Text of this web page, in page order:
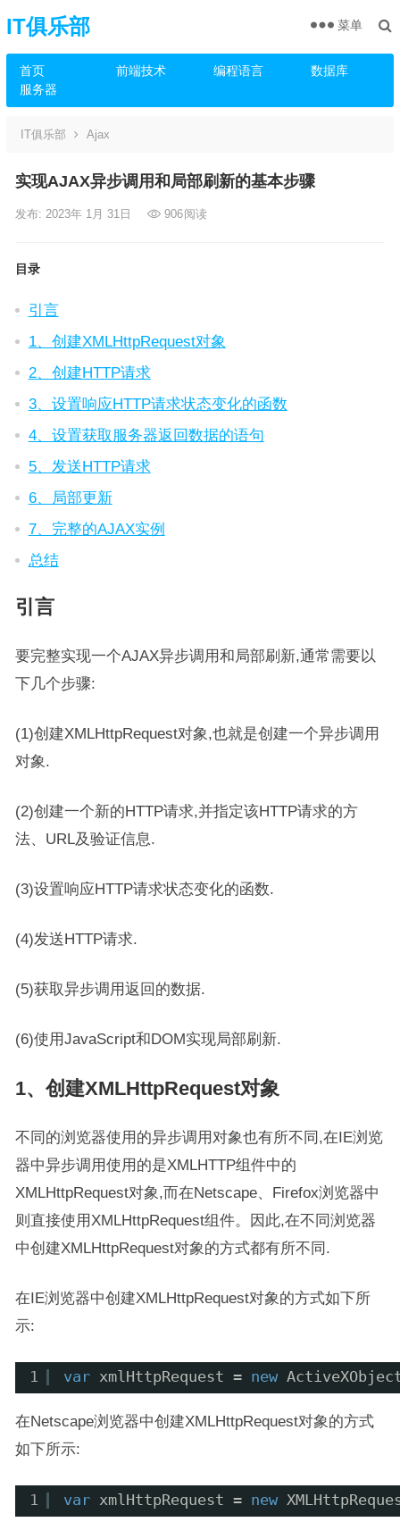
IT俱乐部
首页 前端技术 编程语言
数据库
服务器
菜单
IT俱乐部 Ajax
实现AJAX异步调用和局部刷新的基本步骤
发布: 2023年 1月 31日 906阅读
目录
引言
1、创建XMLHttpRequest对象
2、创建HTTP请求
3、设置响应HTTP请求状态变化的函数
4、设置获取服务器返回数据的语句
5、发送HTTP请求
6、局部更新
7、完整的AJAX实例
总结
引言
要完整实现一个AJAX异步调用和局部刷新,通常需要以
下几个步骤:
(1)创建XMLHttpRequest对象,也就是创建一个异步调用
对象.
(2)创建一个新的HTTP请求,并指定该HTTP请求的方
法、URL及验证信息.
(3)设置响应HTTP请求状态变化的函数.
(4)发送HTTP请求.
(5)获取异步调用返回的数据.
(6)使用JavaScript和DOM实现局部刷新.
1、创建XMLHttpRequest对象
不同的浏览器使用的异步调用对象也有所不同,在IE浏览
器中异步调用使用的是XMLHTTP组件中的
XMLHttpRequest对象,而在Netscape、Firefox浏览器中
则直接使用XMLHttpRequest组件。因此,在不同浏览器
中创建XMLHttpRequest对象的方式都有所不同.
在IE浏览器中创建XMLHttpRequest对象的方式如下所
示:
1 var xmlHttpRequest = new
在Netscape浏览器中创建XMLHttpRequest对象的方式
如下所示:
1 var xmlHttpRequest = new